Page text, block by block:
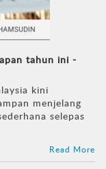
tahun ini -
kini
menjelang
selepas
Read More